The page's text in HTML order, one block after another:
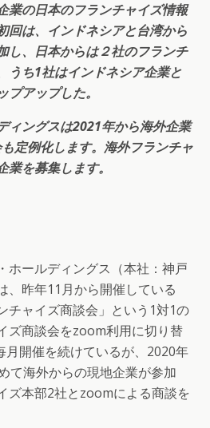
業の日本のフランチャイズ情報
回は、インドネシアと台湾から
し、日本からは２社のフランチ
うち1社はインドネシア企業と
アップした。
ィングスは2021年から海外企業
定例化します。海外フランチャ
を募集します。
ホールディングス（本社：神戸
昨年11月から開催している
チャイズ商談会」という1対1の
ズ商談会をzoom利用に切り替
月開催を続けているが、2020年
て海外からの現地企業が参加
ズ本部2社とzoomによる商談を